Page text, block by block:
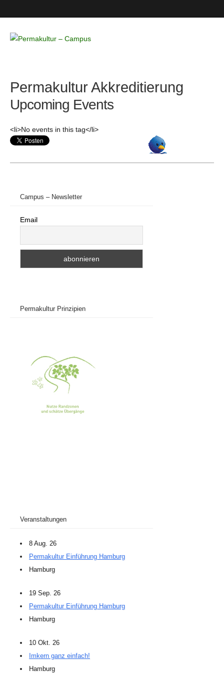
– Campus
Permakultur Akkreditierung
Upcoming Events
<li>No events in this tag</li>
Campus – Newsletter
Email
Permakultur Prinzipien
Veranstaltungen
8 Aug. 26
Permakultur Einführung Hamburg
Hamburg
19 Sep. 26
Permakultur Einführung Hamburg
Hamburg
10 Okt. 26
Imkern ganz einfach!
Hamburg